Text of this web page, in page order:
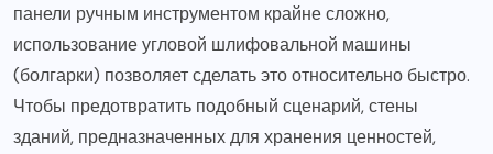
панели ручным инструментом крайне сложно,
использование угловой шлифовальной машины
(болгарки) позволяет сделать это относительно быстро.
Чтобы предотвратить подобный сценарий, стены
зданий, предназначенных для хранения ценностей,